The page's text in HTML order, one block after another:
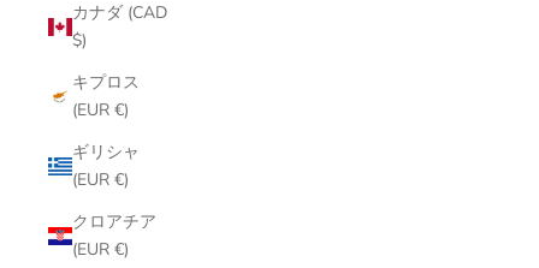
カナダ (CAD
$)
キプロス
(EUR €)
ギリシャ
(EUR €)
クロアチア
(EUR €)